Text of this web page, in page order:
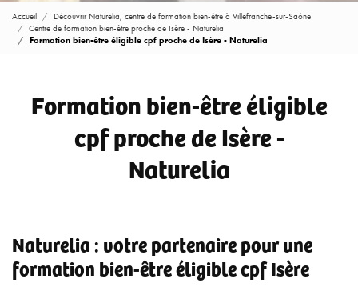
Accueil
Découvrir Naturelia, centre de formation bien-être à Villefranche-sur-Saône
Centre de formation bien-être proche de Isère - Naturelia
Formation bien-être éligible cpf proche de Isère - Naturelia
Formation bien-être éligible
cpf proche de Isère -
Naturelia
Naturelia : votre partenaire pour une
formation bien-être éligible cpf Isère